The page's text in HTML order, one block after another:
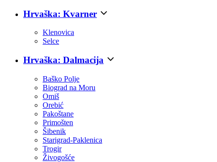
Hrvaška: Kvarner
Klenovica
Selce
Hrvaška: Dalmacija
Baško Polje
Biograd na Moru
Omiš
Orebić
Pakoštane
Primošten
Šibenik
Starigrad-Paklenica
Trogir
Živogošće